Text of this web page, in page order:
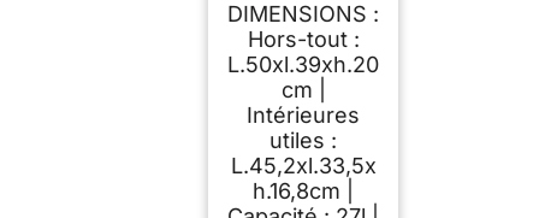
plastique transparent
pour verres,
renforcée avec
couvercle clipsable,
aptes au contact
alimentaire, parois
droites,
superposable et
combinable
DIMENSIONS :
Hors-tout :
L.50xl.39xh.20
cm |
Intérieures
utiles :
L.45,2xl.33,5x
h.16,8cm |